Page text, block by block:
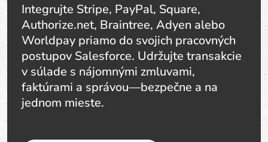
Integrujte Stripe, PayPal, Square,
Authorize.net, Braintree, Adyen alebo
Worldpay priamo do svojich pracovných
postupov Salesforce. Udržujte transakcie
v súlade s nájomnými zmluvami,
faktúrami a správou—bezpečne a na
jednom mieste.